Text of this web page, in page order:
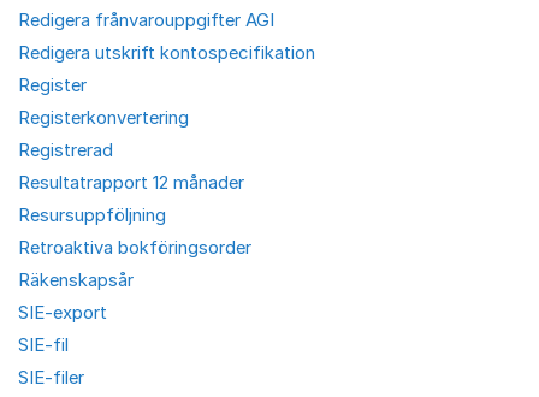
Redigera frånvarouppgifter AGI
Redigera utskrift kontospecifikation
Register
Registerkonvertering
Registrerad
Resultatrapport 12 månader
Resursuppföljning
Retroaktiva bokföringsorder
Räkenskapsår
SIE-export
SIE-fil
SIE-filer